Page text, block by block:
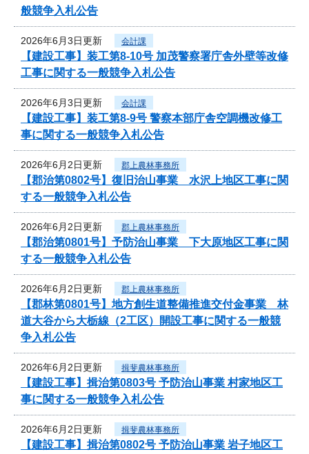
般競争入札公告
2026年6月3日更新 会計課
【建設工事】装工第8-10号 加茂警察署庁舎外壁等改修
工事に関する一般競争入札公告
2026年6月3日更新 会計課
【建設工事】装工第8-9号 警察本部庁舎空調機改修工
事に関する一般競争入札公告
2026年6月2日更新 郡上農林事務所
【郡治第0802号】復旧治山事業 水沢上地区工事に関
する一般競争入札公告
2026年6月2日更新 郡上農林事務所
【郡治第0801号】予防治山事業 下大原地区工事に関
する一般競争入札公告
2026年6月2日更新 郡上農林事務所
【郡林第0801号】地方創生道整備推進交付金事業 林
道大谷から大栃線（2工区）開設工事に関する一般競
争入札公告
2026年6月2日更新 揖斐農林事務所
【建設工事】揖治第0803号 予防治山事業 村家地区工
事に関する一般競争入札公告
2026年6月2日更新 揖斐農林事務所
【建設工事】揖治第0802号 予防治山事業 岩子地区工